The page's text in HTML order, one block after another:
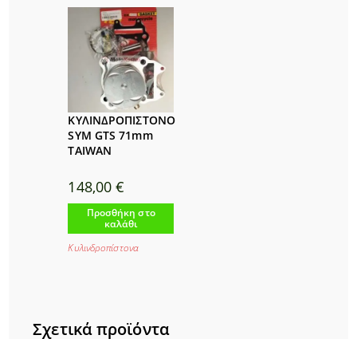
ΚΥΛΙΝΔΡΟΠΙΣΤΟΝΟ
SYM GTS 71mm
TAIWAN
148,00€
Προσθήκη στο
καλάθι
Κυλινδροπίστονα
Σχετικά προϊόντα